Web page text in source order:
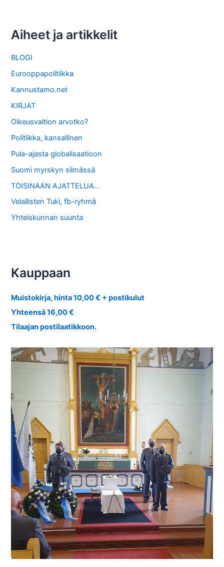
Aiheet ja artikkelit
BLOGI
Eurooppapolitiikka
Kannustamo.net
KIRJAT
Oikeusvaltion arvotko?
Politiikka, kansallinen
Pula-ajasta globalisaatioon
Suomi myrskyn silmässä
TOISINAAN AJATTELUA…
Velallisten Tuki, fb-ryhmä
Yhteiskunnan suunta
Kauppaan
Muistokirja, hinta 10,00 € + postikulut
Yhteensä 16,00 €
Tilaajan postilaatikkoon.